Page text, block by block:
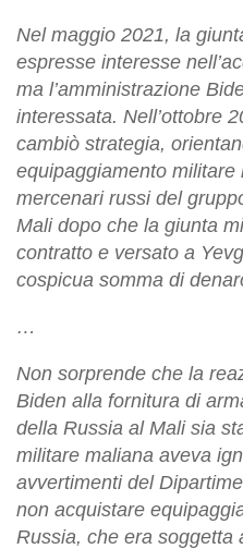
Nel maggio 2021, la
espresse interesse
ma l’amministrazione
interessata. Nell’ottobre
cambiò strategia,
equipaggiamento
mercenari russi del
Mali dopo che la giunta
contratto e versato a
cospicua somma di
…
Non sorprende che la
Biden alla fornitura di
della Russia al Mali sia
militare maliana aveva
avvertimenti del
non acquistare
Russia, che era soggetta